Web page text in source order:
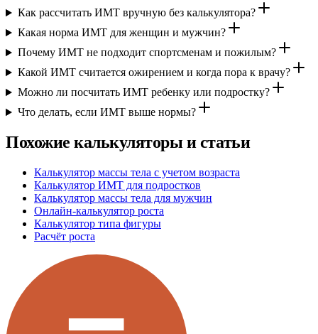
Как рассчитать ИМТ вручную без калькулятора?
Какая норма ИМТ для женщин и мужчин?
Почему ИМТ не подходит спортсменам и пожилым?
Какой ИМТ считается ожирением и когда пора к врачу?
Можно ли посчитать ИМТ ребенку или подростку?
Что делать, если ИМТ выше нормы?
Похожие калькуляторы и статьи
Калькулятор массы тела с учетом возраста
Калькулятор ИМТ для подростков
Калькулятор массы тела для мужчин
Онлайн-калькулятор роста
Калькулятор типа фигуры
Расчёт роста